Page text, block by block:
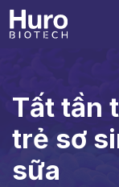
Tin tức
Tất tần
trẻ sơ
sữa